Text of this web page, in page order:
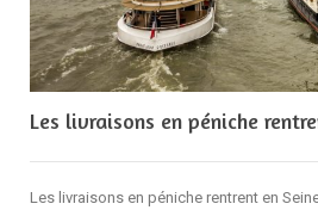
Les livraisons en péniche
Les livraisons en péniche rentrent en